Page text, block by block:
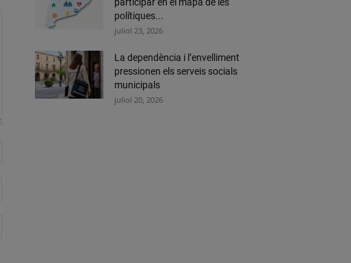
polítiques...
juliol 23, 2026
La dependència i l’envelliment
pressionen els serveis socials
municipals
juliol 20, 2026